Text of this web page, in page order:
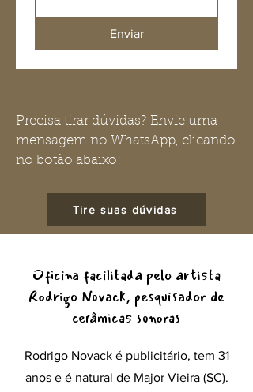
Enviar
Precisa tirar dúvidas? Envie uma
mensagem no WhatsApp, clicando
no botão abaixo:
Tire suas dúvidas
Oficina facilitada pelo artista
Rodrigo Novack, pesquisador de
cerâmicas sonoras
Rodrigo Novack é publicitário, tem 31
anos e é natural de Major Vieira (SC).